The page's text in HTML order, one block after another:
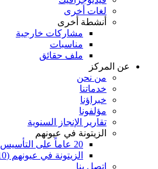
لغات أخرى
أنشطة أخرى
مشاركات خارجية
مناسبات
ملف حقائق
عن المركز
من نحن
خدماتنا
خبراؤنا
مؤلفونا
تقارير الإنجاز السنوية
الزيتونة في عيونهم
20 عاماً على التأسيس … الزيتونة في عيونهم (2024)
الزيتونة في عيونهم (2010)
اتصل بنا